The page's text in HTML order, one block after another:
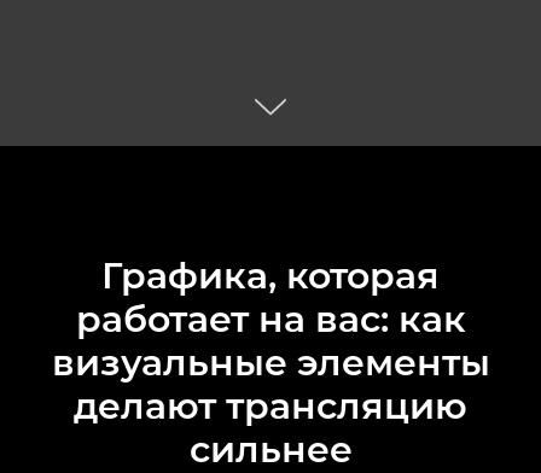
Графика, которая
работает на вас: как
визуальные элементы
делают трансляцию
сильнее